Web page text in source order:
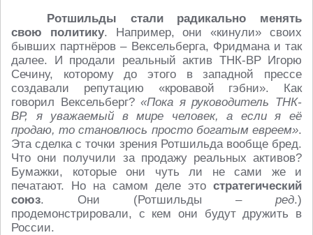
Ротшильды стали радикально менять
свою политику. Например, они «кинули» своих
бывших партнёров – Вексельберга, Фридмана и так
далее. И продали реальный актив ТНК-ВР Игорю
Сечину, которому до этого в западной прессе
создавали репутацию «кровавой гэбни». Как
говорил Вексельберг?«Пока я руководитель ТНК-
ВР, я уважаемый в мире человек, а если я её
продаю, то становлюсь просто богатым евреем».
Эта сделка с точки зрения Ротшильда вообще бред.
Что они получили за продажу реальных активов?
Бумажки, которые они чуть ли не сами же и
печатают. Но на самом деле это стратегический
союз. Они (Ротшильды – ред.)
продемонстрировали, с кем они будут дружить в
России.